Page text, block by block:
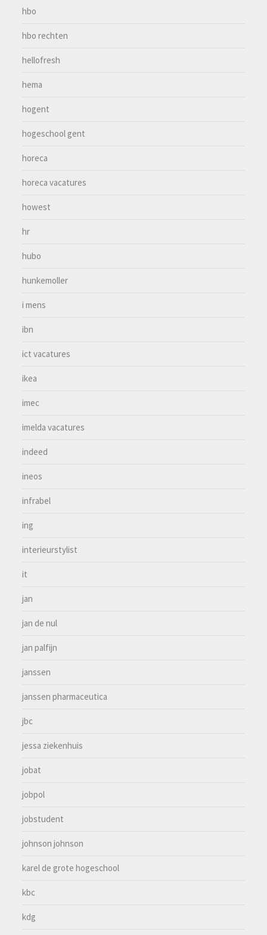
hbo
hbo rechten
hellofresh
hema
hogent
hogeschool gent
horeca
horeca vacatures
howest
hr
hubo
hunkemoller
i mens
ibn
ict vacatures
ikea
imec
imelda vacatures
indeed
ineos
infrabel
ing
interieurstylist
it
jan
jan de nul
jan palfijn
janssen
janssen pharmaceutica
jbc
jessa ziekenhuis
jobat
jobpol
jobstudent
johnson johnson
karel de grote hogeschool
kbc
kdg